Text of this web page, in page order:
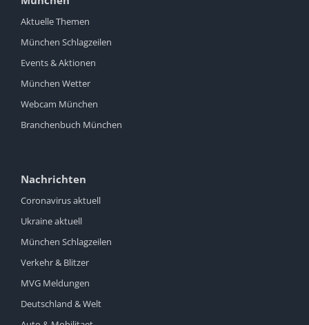
Aktuelle Themen
München Schlagzeilen
Events & Aktionen
München Wetter
Webcam München
Branchenbuch München
Nachrichten
Coronavirus aktuell
Ukraine aktuell
München Schlagzeilen
Verkehr & Blitzer
MVG Meldungen
Deutschland & Welt